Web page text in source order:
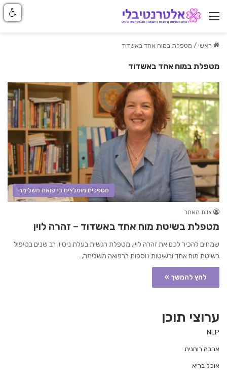
ניווט באתר
ראשי / מטפלת במוח אחד באשדוד
מטפלת במוח אחד באשדוד
מטפלים מומלצים ברפואה משלימה
צוות האתר
מטפלת בשיטת מוח אחד באשדוד – זהרה לוין
שמחים להכיר לכם את זהרה לוין, מטפלת רגשית בעלת ניסיון רב שנים בטיפול
בשיטת מוח אחד ובשיטות נוספות ברפואה משלימה,…
לחץ להמשך »
ערוצי תוכן
NLP
אהבה רוחנית
אוכל בריא